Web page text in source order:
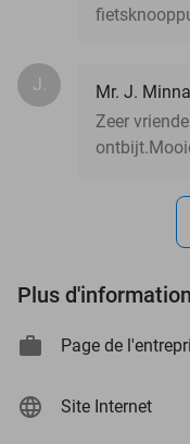
J.
Mr. J.
Zeer
Plus d'information
Page de
Site Internet